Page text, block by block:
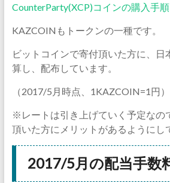
CounterParty(XCP)コインの購入手
KAZCOINもトークンの一種です。
ビットコインで寄付頂いた方に、日
算し、配布しています。
（2017/5月時点、1KAZCOIN=1円）
※レートは引き上げていく予定なの
頂いた方にメリットがあるようにし
2017/5月の配当手数